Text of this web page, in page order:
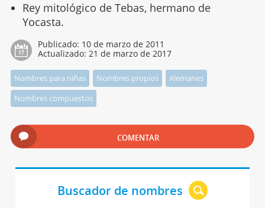
Rey mitológico de Tebas, hermano de
Yocasta.
Publicado: 10 de marzo de 2011
Actualizado: 21 de marzo de 2017
Nombres para niñas Nombres propios
Alemanes
Nombres compuestos
COMENTAR
Buscador de nombres